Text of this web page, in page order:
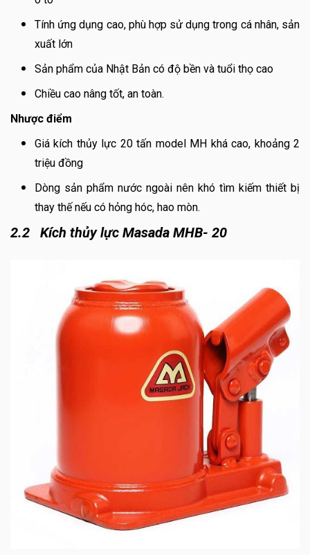
Tính ứng dụng cao, phù hợp sử dụng trong cá nhân, sản
xuất lớn
Sản phẩm của Nhật Bản có độ bền và tuổi thọ cao
Chiều cao nâng tốt, an toàn.
Nhược điểm
Giá kích thủy lực 20 tấn model MH khá cao, khoảng 2
triệu đồng
Dòng sản phẩm nước ngoài nên khó tìm kiếm thiết bị
thay thế nếu có hỏng hóc, hao mòn.
2.2 Kích thủy lực Masada MHB- 20